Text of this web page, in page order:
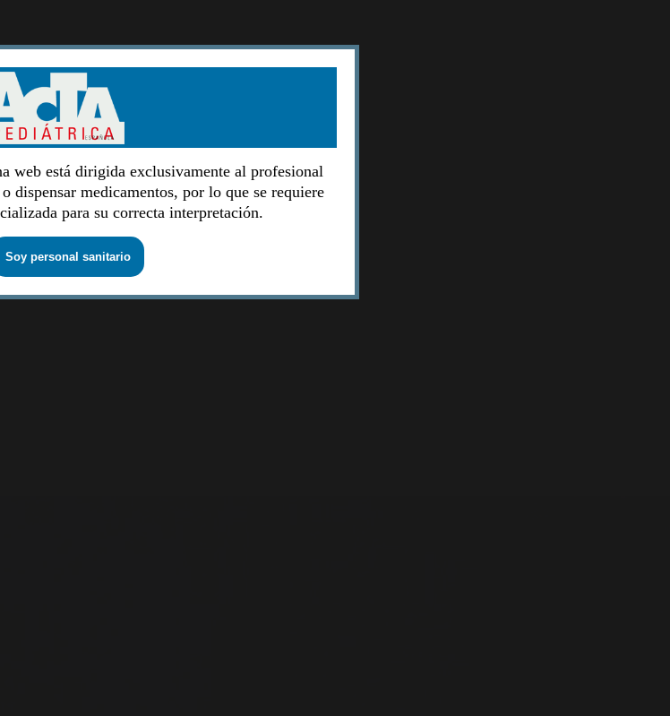
web está dirigida exclusivamente al profesional
dispensar medicamentos, por lo que se requiere
para su correcta interpretación.
Soy personal sanitario